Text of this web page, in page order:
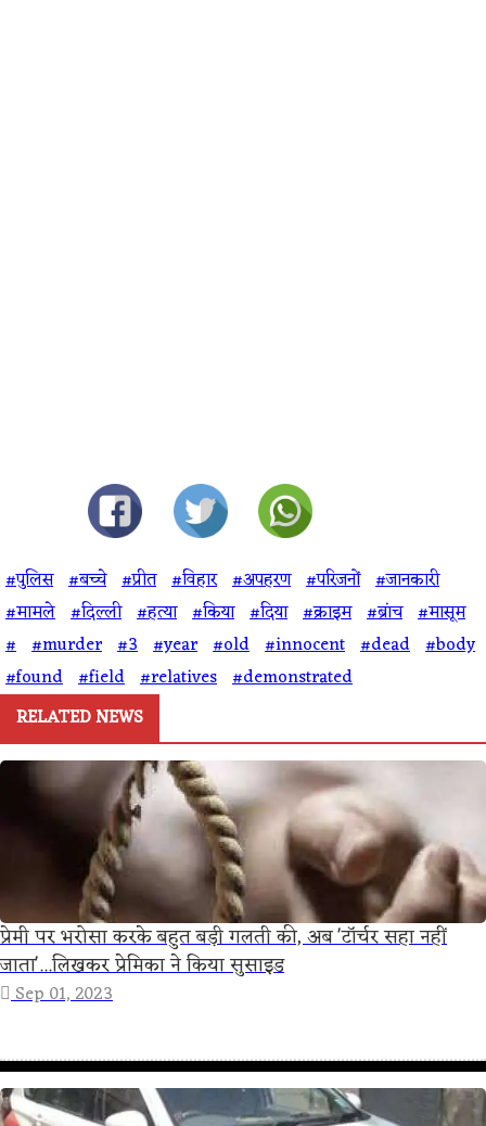
#पुलिस #बच्चे #प्रीत #विहार #अपहरण #परिजनों #जानकारी
#मामले #दिल्ली #हत्या #किया #दिया #क्राइम #ब्रांच #मासूम
# #murder #3 #year #old #innocent #dead #body
#found #field #relatives #demonstrated
RELATED NEWS
प्रेमी पर भरोसा करके बहुत बड़ी गलती की, अब 'टॉर्चर सहा नहीं
जाता'...लिखकर प्रेमिका ने किया सुसाइड
Sep 01, 2023